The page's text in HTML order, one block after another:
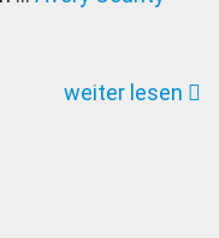
Cycles
weiter lesen